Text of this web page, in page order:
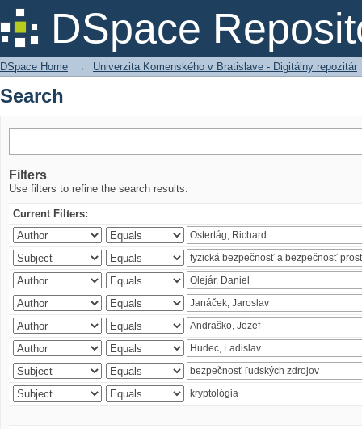
DSpace
Search
DSpace Home → Univerzita Komenského v Bratislave - Digitálny repozitár
Search
Filters
Use filters to refine the search results.
Current Filters: